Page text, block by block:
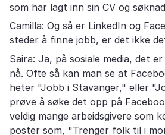
som har lagt inn sin CV og
Camilla: Og så er LinkedIn og
steder å finne jobb, er det ikke
Saira: Ja, på sosiale media, det
nå. Ofte så kan man se at
heter "Jobb i Stavanger," eller
prøve å søke det opp på
veldig mange arbeidsgivere som
poster som, "Trenger folk til i